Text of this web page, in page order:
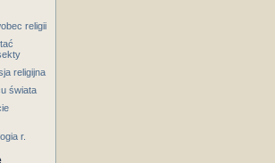
religii
religijna
świata
r.